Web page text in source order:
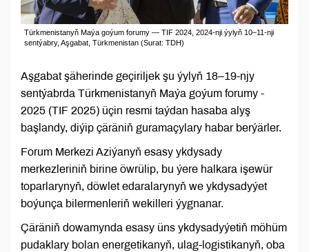
Türkmenistanyň Maýa goýum forumy — TIF 2024, 2024-nji ýylyň 10–11-nji
sentýabry, Aşgabat, Türkmenistan (Surat: TDH)
Aşgabat şäherinde geçiriljek şu ýylyň 18–19-njy
sentýabrda Türkmenistanyň Maýa goýum forumy -
2025 (TIF 2025) üçin resmi taýdan hasaba alyş
başlandy, diýip çäräniň guramaçylary habar berýärler.
Forum Merkezi Aziýanyň esasy ykdysady
merkezleriniň birine öwrülip, bu ýere halkara işewür
toparlarynyň, döwlet edaralarynyň we ykdysadyýet
boýunça bilermenleriň wekilleri ýygnanar.
Çäräniň dowamynda esasy üns ykdysadyýetiň möhüm
pudaklary bolan energetikanyň, ulag-logistikanyň, oba